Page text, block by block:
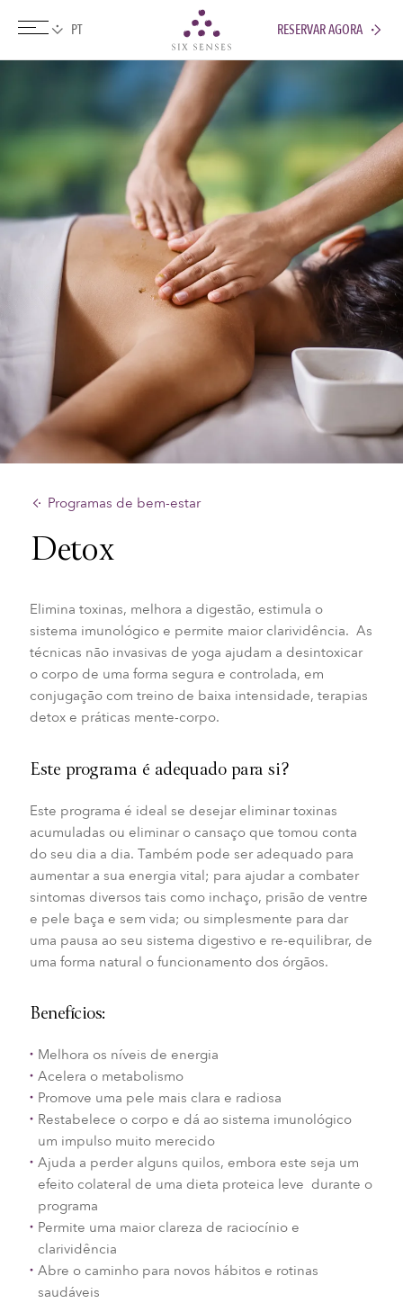
Six sensesRESERVAR AGORA
Programas de bem-estar
Detox
Elimina toxinas, melhora a digestão, estimula o
sistema imunológico e permite maior clarividência. As
técnicas não invasivas de yoga ajudam a desintoxicar
o corpo de uma forma segura e controlada, em
conjugação com treino de baixa intensidade, terapias
detox e práticas mente-corpo.
Este programa é adequado para si?
Este programa é ideal se desejar eliminar toxinas
acumuladas ou eliminar o cansaço que tomou conta
do seu dia a dia. Também pode ser adequado para
aumentar a sua energia vital; para ajudar a combater
sintomas diversos tais como inchaço, prisão de ventre
e pele baça e sem vida; ou simplesmente para dar
uma pausa ao seu sistema digestivo e re-equilibrar, de
uma forma natural o funcionamento dos órgãos.
Benefícios:
Melhora os níveis de energia
Acelera o metabolismo
Promove uma pele mais clara e radiosa
Restabelece o corpo e dá ao sistema imunológico
um impulso muito merecido
Ajuda a perder alguns quilos, embora este seja um
efeito colateral de uma dieta proteica leve durante o
programa
Permite uma maior clareza de raciocínio e
clarividência
Abre o caminho para novos hábitos e rotinas
saudáveis